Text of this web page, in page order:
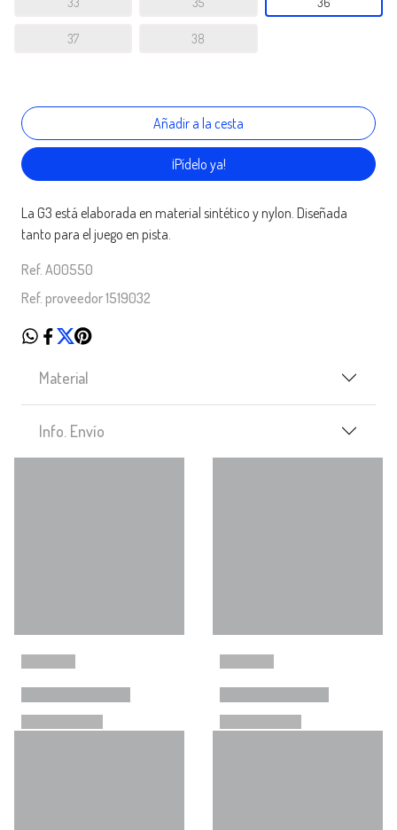
37 38
¡Pídelo ya!
La G3 está elaborada en material sintético y nylon. Diseñada
tanto para el juego en pista.
Ref. A00550
Ref. proveedor 1519032
Material
Info. Envío